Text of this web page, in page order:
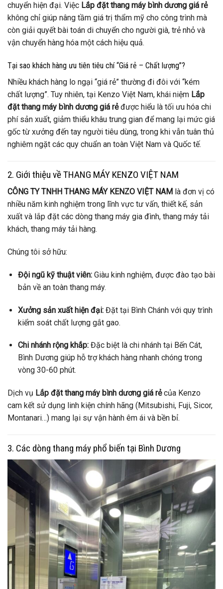
chuyển hiện đại. Việc Lắp đặt thang máy bình dương giá rẻ
không chỉ giúp nâng tầm giá trị thẩm mỹ cho công trình mà
còn giải quyết bài toán di chuyển cho người già, trẻ nhỏ và
vận chuyển hàng hóa một cách hiệu quả.
Tại sao khách hàng ưu tiên tiêu chí “Giá rẻ – Chất lượng”?
Nhiều khách hàng lo ngại “giá rẻ” thường đi đôi với “kém
chất lượng”. Tuy nhiên, tại Kenzo Việt Nam, khái niệm Lắp
đặt thang máy bình dương giá rẻđược hiểu là tối ưu hóa chi
phí sản xuất, giảm thiểu khâu trung gian để mang lại mức giá
gốc từ xưởng đến tay người tiêu dùng, trong khi vẫn tuân thủ
nghiêm ngặt các quy chuẩn an toàn Việt Nam và Quốc tế.
2. Giới thiệu về THANG MÁY KENZO VIỆT NAM
CÔNG TY TNHH THANG MÁY KENZO VIỆT NAM là đơn vị có
nhiều năm kinh nghiệm trong lĩnh vực tư vấn, thiết kế, sản
xuất và lắp đặt các dòng thang máy gia đình, thang máy tải
khách, thang máy tải hàng.
Chúng tôi sở hữu:
Đội ngũ kỹ thuật viên:Giàu kinh nghiệm, được đào tạo bài
bản về an toàn thang máy.
Xưởng sản xuất hiện đại:Đặt tại Bình Chánh với quy trình
kiểm soát chất lượng gắt gao.
Chi nhánh rộng khắp:Đặc biệt là chi nhánh tại Bến Cát,
Bình Dương giúp hỗ trợ khách hàng nhanh chóng trong
vòng 30-60 phút.
Dịch vụ Lắp đặt thang máy bình dương giá rẻcủa Kenzo
cam kết sử dụng linh kiện chính hãng (Mitsubishi, Fuji, Sicor,
Montanari…) mang lại sự vận hành êm ái và bền bỉ.
3. Các dòng thang máy phổ biến tại Bình Dương